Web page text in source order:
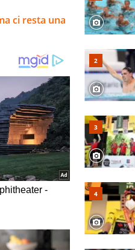
ci resta una